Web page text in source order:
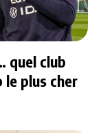
quel club
le plus cher